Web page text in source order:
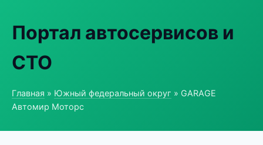
Портал автосервисов и
СТО
Главная » Южный федеральный округ » GARAGE
Автомир Моторс